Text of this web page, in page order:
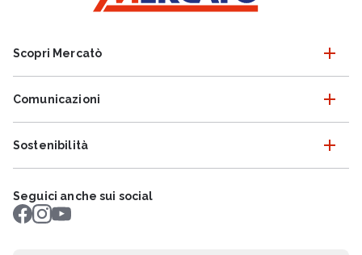
Scopri Mercatò
Comunicazioni
Sostenibilità
Seguici anche sui social